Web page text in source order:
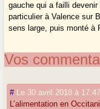
gauche qui a failli
particulier à Valence sur
sens large, puis monté à
Vos
# Le 30 avril 2018 à 17:47
L’alimentation en